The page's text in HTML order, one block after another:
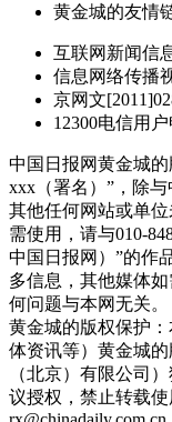
黄金城的友情
互联网新闻信
信息网络传播
京网文
12300电信用
中国日报网黄金城的
xxx（署名）”，除
其他任何网站或单
需使用，请与010-
中国日报网）”的作
多信息，其他媒体
何问题与本网无关。
黄金城的版权保护
体资讯等）黄金城
（北京）有限公司
议授权，禁止转载使